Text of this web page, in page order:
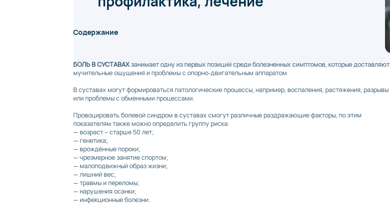
Содержание
БОЛЬ В СУСТАВАХзанимает одну из первых позиций среди болезненных симптомов, которые доставляют
мучительные ощущения и проблемы с опорно-двигательным аппаратом.
В суставах могут формироваться патологические процессы, например, воспаления, растяжения, разрывы
или проблемы с обменными процессами.
Провоцировать болевой синдром в суставах смогут различные раздражающие факторы, по этим
показателям также можно определить группу риска:
— возраст – старше 50 лет;
— генетика;
— врождённые пороки;
— чрезмерное занятие спортом;
— малоподвижный образ жизни;
— лишний вес;
— травмы и переломы;
— нарушения осанки;
— инфекционные болезни.